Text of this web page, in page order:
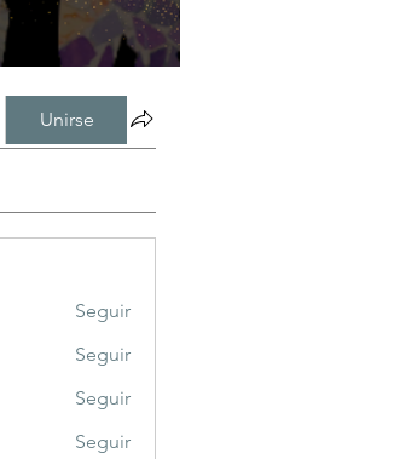
Unirse
Seguir
Seguir
Seguir
Seguir